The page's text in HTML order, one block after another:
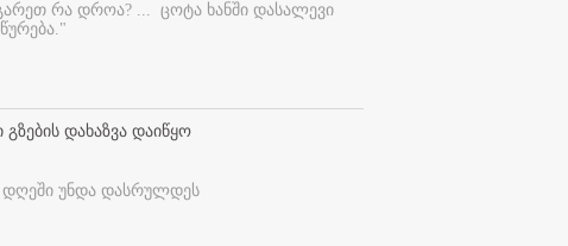
რა დროა? ... ცოტა ხანში დასალევი
გზების დახაზვა დაიწყო
დღეში უნდა დასრულდეს